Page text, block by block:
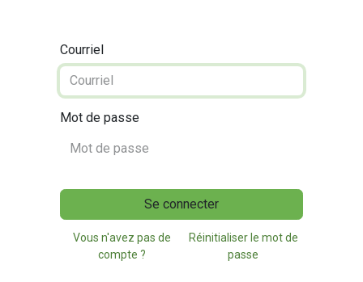
Courriel
Mot de passe
Se connecter
Vous n'avez pas de
compte ?
Réinitialiser le mot de
passe